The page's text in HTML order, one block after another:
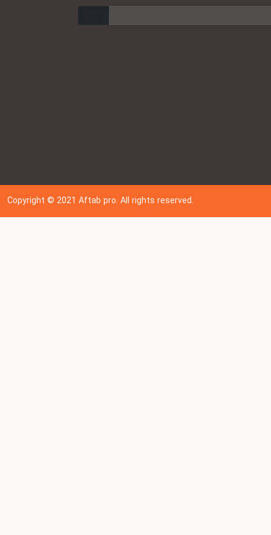
Copyright © 202 1Aftab pro. All rights reserved.